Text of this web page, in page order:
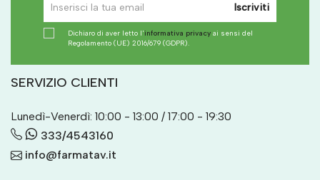
Iscriviti
Dichiaro di aver letto l'informativa privacy ai sensi del
Regolamento (UE) 2016/679 (GDPR).
SERVIZIO CLIENTI
Lunedì-Venerdì: 10:00 - 13:00 / 17:00 - 19:30
333/4543160
info@farmatav.it